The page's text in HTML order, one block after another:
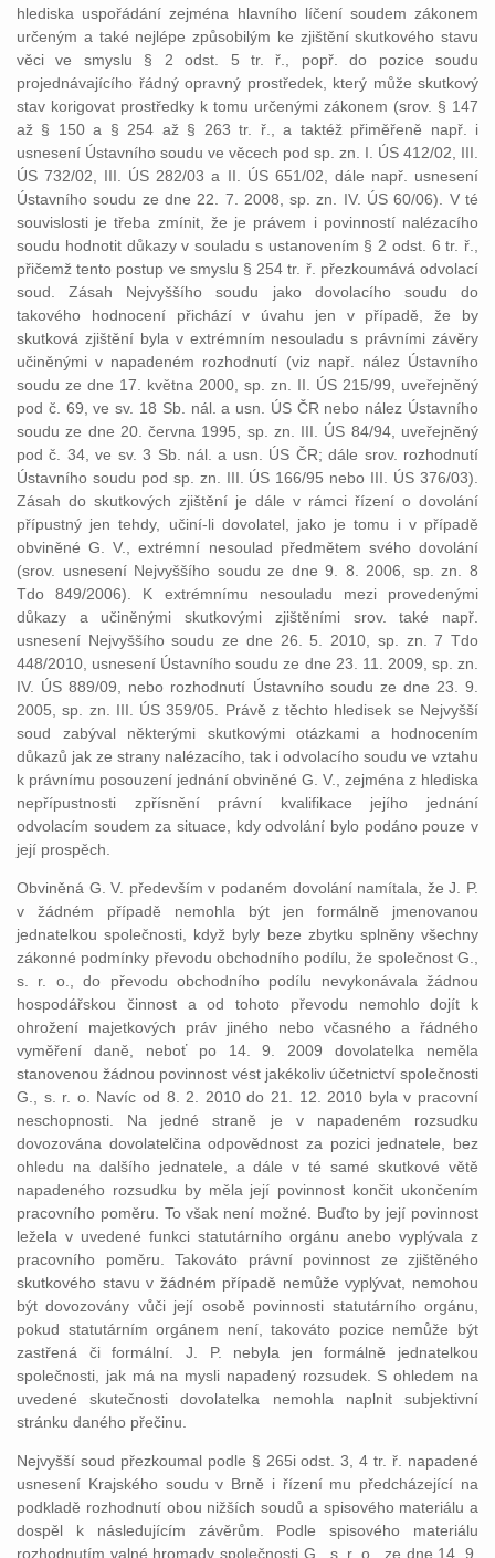
hlediska uspořádání zejména hlavního líčení soudem zákonem
určeným a také nejlépe způsobilým ke zjištění skutkového stavu
věci ve smyslu § 2 odst. 5 tr. ř., popř. do pozice soudu
projednávajícího řádný opravný prostředek, který může skutkový
stav korigovat prostředky k tomu určenými zákonem (srov. § 147
až § 150 a § 254 až § 263 tr. ř., a taktéž přiměřeně např. i
usnesení Ústavního soudu ve věcech pod sp. zn. I. ÚS 412/02, III.
ÚS 732/02, III. ÚS 282/03 a II. ÚS 651/02, dále např. usnesení
Ústavního soudu ze dne 22. 7. 2008, sp. zn. IV. ÚS 60/06). V té
souvislosti je třeba zmínit, že je právem i povinností nalézacího
soudu hodnotit důkazy v souladu s ustanovením § 2 odst. 6 tr. ř.,
přičemž tento postup ve smyslu § 254 tr. ř. přezkoumává odvolací
soud. Zásah Nejvyššího soudu jako dovolacího soudu do
takového hodnocení přichází v úvahu jen v případě, že by
skutková zjištění byla v extrémním nesouladu s právními závěry
učiněnými v napadeném rozhodnutí (viz např. nález Ústavního
soudu ze dne 17. května 2000, sp. zn. II. ÚS 215/99, uveřejněný
pod č. 69, ve sv. 18 Sb. nál. a usn. ÚS ČR nebo nález Ústavního
soudu ze dne 20. června 1995, sp. zn. III. ÚS 84/94, uveřejněný
pod č. 34, ve sv. 3 Sb. nál. a usn. ÚS ČR; dále srov. rozhodnutí
Ústavního soudu pod sp. zn. III. ÚS 166/95 nebo III. ÚS 376/03).
Zásah do skutkových zjištění je dále v rámci řízení o dovolání
přípustný jen tehdy, učiní-li dovolatel, jako je tomu i v případě
obviněné G. V., extrémní nesoulad předmětem svého dovolání
(srov. usnesení Nejvyššího soudu ze dne 9. 8. 2006, sp. zn. 8
Tdo 849/2006). K extrémnímu nesouladu mezi provedenými
důkazy a učiněnými skutkovými zjištěními srov. také např.
usnesení Nejvyššího soudu ze dne 26. 5. 2010, sp. zn. 7 Tdo
448/2010, usnesení Ústavního soudu ze dne 23. 11. 2009, sp. zn.
IV. ÚS 889/09, nebo rozhodnutí Ústavního soudu ze dne 23. 9.
2005, sp. zn. III. ÚS 359/05. Právě z těchto hledisek se Nejvyšší
soud zabýval některými skutkovými otázkami a hodnocením
důkazů jak ze strany nalézacího, tak i odvolacího soudu ve vztahu
k právnímu posouzení jednání obviněné G. V., zejména z hlediska
nepřípustnosti zpřísnění právní kvalifikace jejího jednání
odvolacím soudem za situace, kdy odvolání bylo podáno pouze v
její prospěch.
Obviněná G. V. především v podaném dovolání namítala, že J. P.
v žádném případě nemohla být jen formálně jmenovanou
jednatelkou společnosti, když byly beze zbytku splněny všechny
zákonné podmínky převodu obchodního podílu, že společnost G.,
s. r. o., do převodu obchodního podílu nevykonávala žádnou
hospodářskou činnost a od tohoto převodu nemohlo dojít k
ohrožení majetkových práv jiného nebo včasného a řádného
vyměření daně, neboť po 14. 9. 2009 dovolatelka neměla
stanovenou žádnou povinnost vést jakékoliv účetnictví společnosti
G., s. r. o. Navíc od 8. 2. 2010 do 21. 12. 2010 byla v pracovní
neschopnosti. Na jedné straně je v napadeném rozsudku
dovozována dovolatelčina odpovědnost za pozici jednatele, bez
ohledu na dalšího jednatele, a dále v té samé skutkové větě
napadeného rozsudku by měla její povinnost končit ukončením
pracovního poměru. To však není možné. Buďto by její povinnost
ležela v uvedené funkci statutárního orgánu anebo vyplývala z
pracovního poměru. Takováto právní povinnost ze zjištěného
skutkového stavu v žádném případě nemůže vyplývat, nemohou
být dovozovány vůči její osobě povinnosti statutárního orgánu,
pokud statutárním orgánem není, takováto pozice nemůže být
zastřená či formální. J. P. nebyla jen formálně jednatelkou
společnosti, jak má na mysli napadený rozsudek. S ohledem na
uvedené skutečnosti dovolatelka nemohla naplnit subjektivní
stránku daného přečinu.
Nejvyšší soud přezkoumal podle § 265i odst. 3, 4 tr. ř. napadené
usnesení Krajského soudu v Brně i řízení mu předcházející na
podkladě rozhodnutí obou nižších soudů a spisového materiálu a
dospěl k následujícím závěrům. Podle spisového materiálu
rozhodnutím valné hromady společnosti G., s. r. o., ze dne 14. 9.